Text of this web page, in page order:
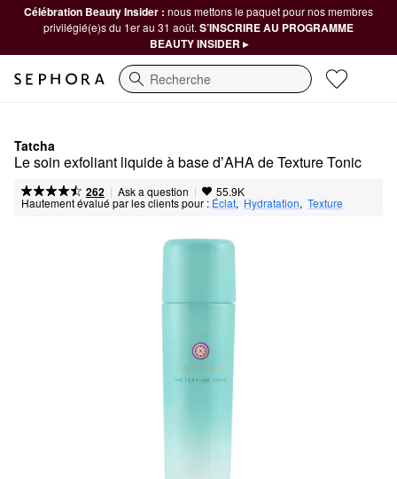
Célébration Beauty Insider : nous mettons le paquet pour nos membres
privilégié(e)s du 1er au 31 août. S’INSCRIRE AU PROGRAMME
BEAUTY INSIDER ▸
Recherche
Tatcha
Le soin exfoliant liquide à base dʼAHA de Texture Tonic
262 | Ask a question | 55.9K
Hautement évalué par les clients pour : Éclat, Hydratation, Texture